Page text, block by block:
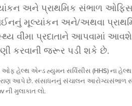
અને પ્રાથમિક સંભાળ ઓફિસ
મૂલ્યાંકન અને/અથવા
વીમા પ્રદાતાને આપવામાં
કરવાની જરૂર પડી શકે છે.
હેલ્થ એન્ડ હ્યુમન સર્વિસીસ (HHS) ના હેલ્થ
આપે છે. સંસાધનનું સંચાલન આરોગ્યસંભાળ
ની મુલાકાત લો.